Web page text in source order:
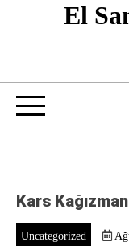
El
Kars
Uncategorized